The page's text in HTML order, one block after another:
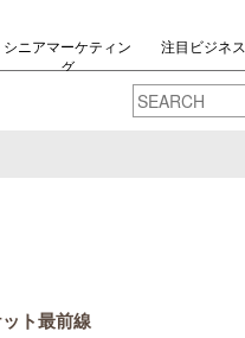
シニアマーケティン
グ
注目ビジネス
ト最前線